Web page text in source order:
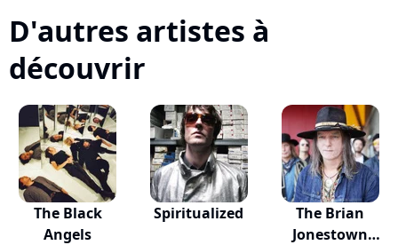
D'autres artistes à
découvrir
The Black
Angels
Spiritualized
The Brian
Jonestown